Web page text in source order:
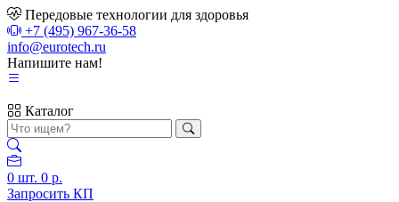
Передовые технологии для здоровья
+7 (495) 967-36-58
info@eurotech.ru
Напишите нам!
Каталог
0 шт. 0 р.
Запросить КП